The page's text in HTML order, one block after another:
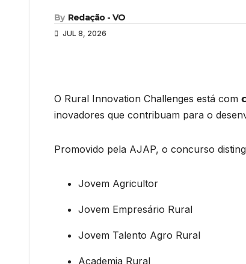
By Redação - VO
JUL 8, 2026
O Rural Innovation Challenges está
inovadores que contribuam para o
Promovido pela AJAP, o concurso
Jovem Agricultor
Jovem Empresário Rural
Jovem Talento Agro Rural
Academia Rural